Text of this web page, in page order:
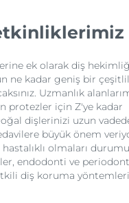
ek olarak diş
ne kadar geniş bir
Uzmanlık
protezler için Z'ye kadar
dişlerinizi uzun
büyük önem
olmaları
endodonti ve
diş koruma